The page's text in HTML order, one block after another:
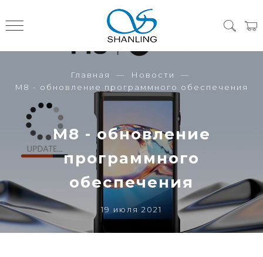
Главная
Новости
M8 - обновление программного обеспечения
M8 - обновление
программного
обеспечения
19 июля 2021